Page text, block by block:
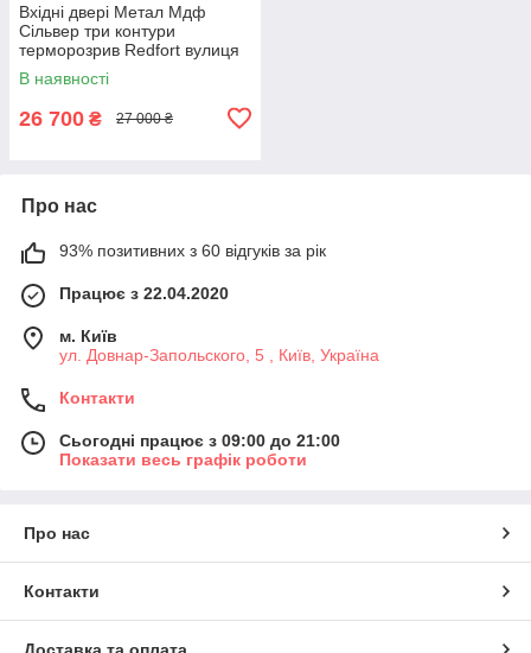
Вхідні двері Метал Мдф
Сільвер три контури
терморозрив Redfort вулиця
В наявності
26 700 ₴ 27 000 ₴
Про нас
93% позитивних з 60 відгуків за рік
Працює з 22.04.2020
м. Київ
ул. Довнар-Запольского, 5 , Київ, Україна
Контакти
Сьогодні працює з 09:00 до 21:00
Показати весь графік роботи
Про нас
Контакти